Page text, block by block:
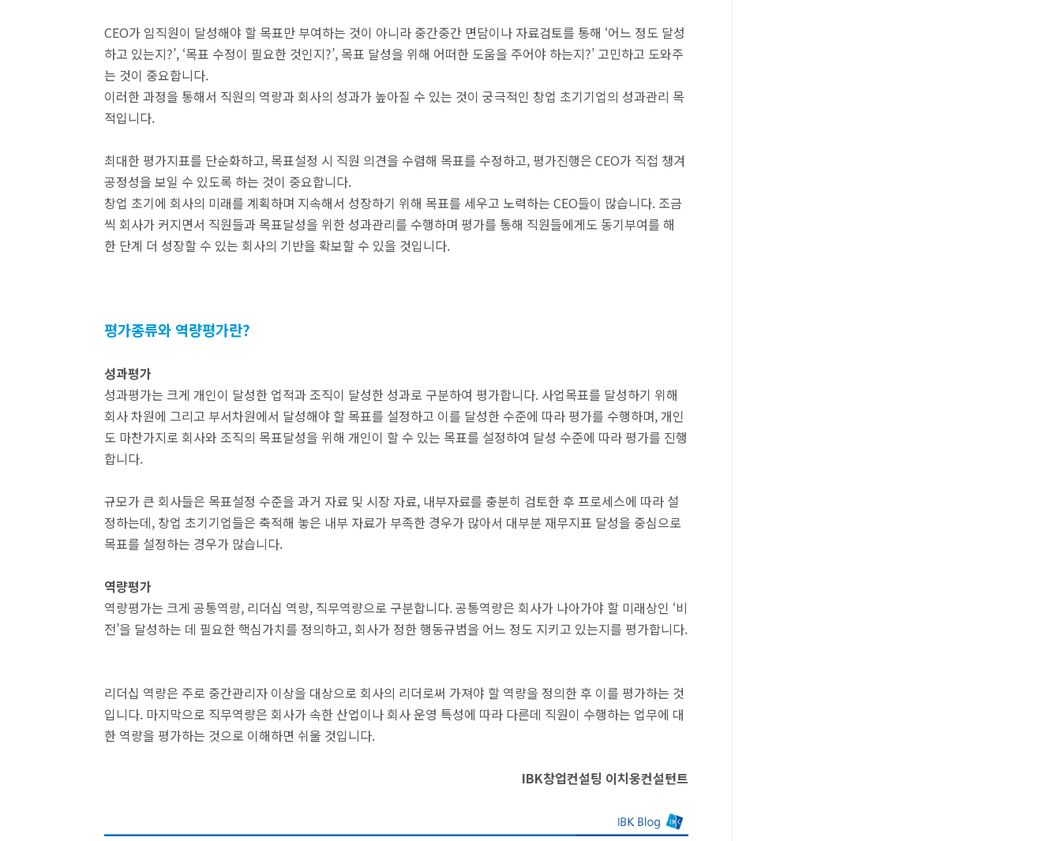
CEO가 임직원이 달성해야 할 목표만 부여하는 것이 아니라 중간중간 면담이나 자료검토를 통해 ‘어느 정도 달성
하고 있는지?’, ‘목표 수정이 필요한 것인지?’, 목표 달성을 위해 어떠한 도움을 주어야 하는지?’ 고민하고 도와주
는 것이 중요합니다.
이러한 과정을 통해서 직원의 역량과 회사의 성과가 높아질 수 있는 것이 궁극적인 창업 초기기업의 성과관리 목
적입니다.
최대한 평가지표를 단순화하고, 목표설정 시 직원 의견을 수렴해 목표를 수정하고, 평가진행은 CEO가 직접 챙겨
공정성을 보일 수 있도록 하는 것이 중요합니다.
창업 초기에 회사의 미래를 계획하며 지속해서 성장하기 위해 목표를 세우고 노력하는 CEO들이 많습니다. 조금
씩 회사가 커지면서 직원들과 목표달성을 위한 성과관리를 수행하며 평가를 통해 직원들에게도 동기부여를 해
한 단계 더 성장할 수 있는 회사의 기반을 확보할 수 있을 것입니다.
평가종류와 역량평가란?
성과평가
성과평가는 크게 개인이 달성한 업적과 조직이 달성한 성과로 구분하여 평가합니다. 사업목표를 달성하기 위해
회사 차원에 그리고 부서차원에서 달성해야 할 목표를 설정하고 이를 달성한 수준에 따라 평가를 수행하며, 개인
도 마찬가지로 회사와 조직의 목표달성을 위해 개인이 할 수 있는 목표를 설정하여 달성 수준에 따라 평가를 진행
합니다.
규모가 큰 회사들은 목표설정 수준을 과거 자료 및 시장 자료, 내부자료를 충분히 검토한 후 프로세스에 따라 설
정하는데, 창업 초기기업들은 축적해 놓은 내부 자료가 부족한 경우가 많아서 대부분 재무지표 달성을 중심으로
목표를 설정하는 경우가 많습니다.
역량평가
역량평가는 크게 공통역량, 리더십 역량, 직무역량으로 구분합니다. 공통역량은 회사가 나아가야 할 미래상인 ‘비
전’을 달성하는 데 필요한 핵심가치를 정의하고, 회사가 정한 행동규범을 어느 정도 지키고 있는지를 평가합니다.
리더십 역량은 주로 중간관리자 이상을 대상으로 회사의 리더로써 가져야 할 역량을 정의한 후 이를 평가하는 것
입니다. 마지막으로 직무역량은 회사가 속한 산업이나 회사 운영 특성에 따라 다른데 직원이 수행하는 업무에 대
한 역량을 평가하는 것으로 이해하면 쉬울 것입니다.
IBK창업컨설팅 이치웅컨설턴트